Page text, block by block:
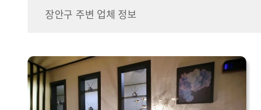
장안구 주변 업체 정보